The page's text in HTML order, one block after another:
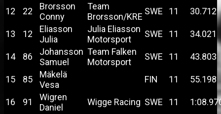
12 22
Brorsson
Conny
Team
Brorsson/KRE
SWE 11 30.712
13 12
Eliasson
Julia
Julia Eliasson
Motorsport
SWE 11 34.021
14 86
Johansson
Samuel
Team Falken
Motorsport
SWE 11 43.803
15 85
Mäkelä
Vesa
FIN 11 55.198
16 91
Wigren
Daniel
Wigge Racing SWE 11